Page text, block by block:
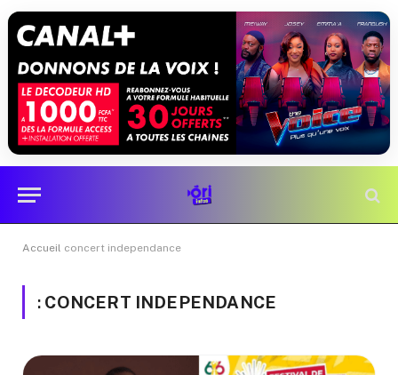
Accueil concert independance
: CONCERT INDEPENDANCE